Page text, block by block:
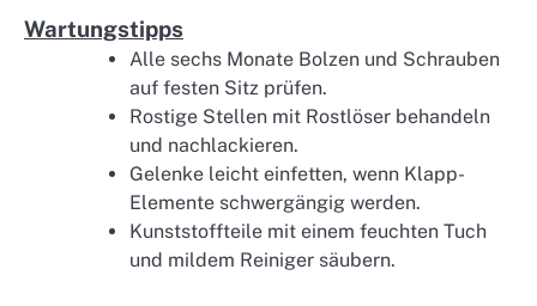
Wartungstipps
Alle sechs Monate Bolzen und Schrauben
auf festen Sitz prüfen.
Rostige Stellen mit Rostlöser behandeln
und nachlackieren.
Gelenke leicht einfetten, wenn Klapp-
Elemente schwergängig werden.
Kunststoffteile mit einem feuchten Tuch
und mildem Reiniger säubern.